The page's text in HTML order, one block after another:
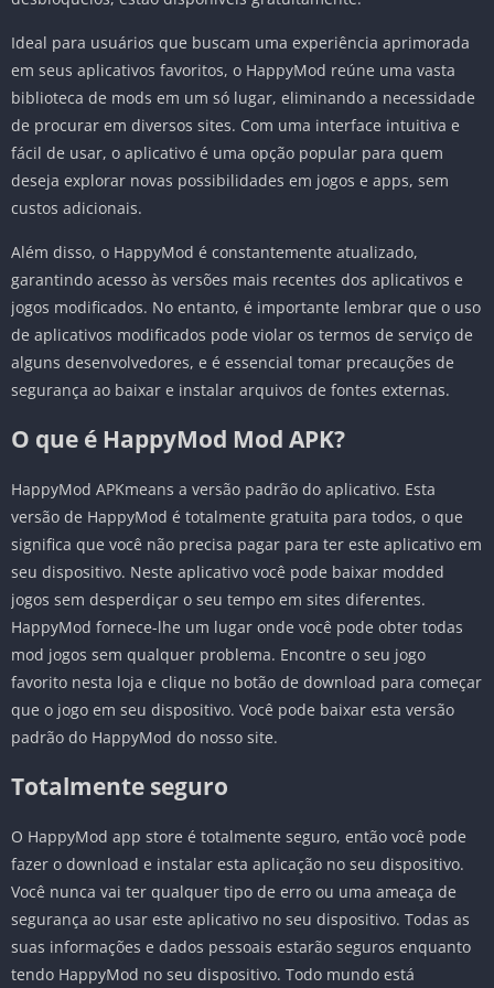
Ideal para usuários que buscam uma experiência aprimorada
em seus aplicativos favoritos, o HappyMod reúne uma vasta
biblioteca de mods em um só lugar, eliminando a necessidade
de procurar em diversos sites. Com uma interface intuitiva e
fácil de usar, o aplicativo é uma opção popular para quem
deseja explorar novas possibilidades em jogos e apps, sem
custos adicionais.
Além disso, o HappyMod é constantemente atualizado,
garantindo acesso às versões mais recentes dos aplicativos e
jogos modificados. No entanto, é importante lembrar que o uso
de aplicativos modificados pode violar os termos de serviço de
alguns desenvolvedores, e é essencial tomar precauções de
segurança ao baixar e instalar arquivos de fontes externas.
O que é HappyMod Mod APK?
HappyMod APKmeans a versão padrão do aplicativo. Esta
versão de HappyMod é totalmente gratuita para todos, o que
significa que você não precisa pagar para ter este aplicativo em
seu dispositivo. Neste aplicativo você pode baixar modded
jogos sem desperdiçar o seu tempo em sites diferentes.
HappyMod fornece-lhe um lugar onde você pode obter todas
mod jogos sem qualquer problema. Encontre o seu jogo
favorito nesta loja e clique no botão de download para começar
que o jogo em seu dispositivo. Você pode baixar esta versão
padrão do HappyMod do nosso site.
Totalmente seguro
O HappyMod app store é totalmente seguro, então você pode
fazer o download e instalar esta aplicação no seu dispositivo.
Você nunca vai ter qualquer tipo de erro ou uma ameaça de
segurança ao usar este aplicativo no seu dispositivo. Todas as
suas informações e dados pessoais estarão seguros enquanto
tendo HappyMod no seu dispositivo. Todo mundo está